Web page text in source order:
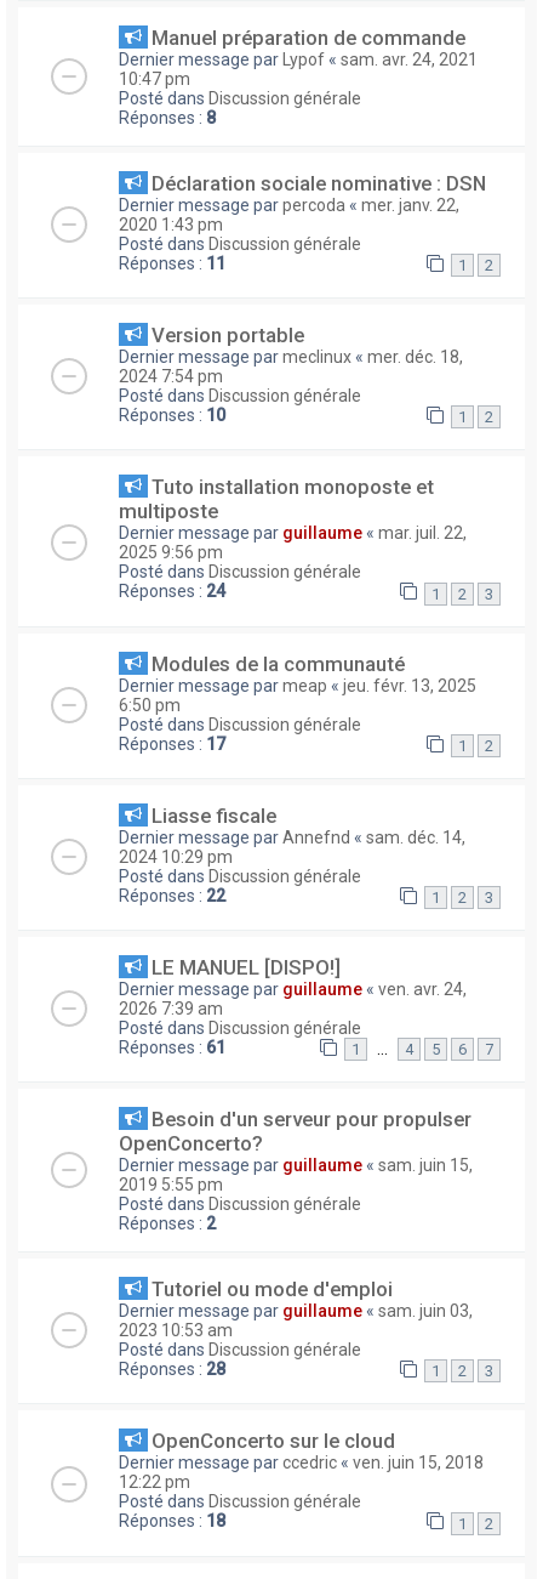
Manuel préparation de commande
Dernier message par Lypof « sam. avr. 24, 2021
10:47 pm
Posté dans Discussion générale
Réponses : 8
Déclaration sociale nominative : DSN
Dernier message parpercoda « mer. janv. 22,
2020 1:43 pm
Posté dans Discussion générale
Réponses : 11 1 2
Version portable
Dernier message parmeclinux « mer. déc. 18,
2024 7:54 pm
Posté dans Discussion générale
Réponses : 10 1 2
Tuto installation monoposte et
multiposte
Dernier message par guillaume « mar. juil. 22,
2025 9:56 pm
Posté dans Discussion générale
Réponses : 24 1 2 3
Modules de la communauté
Dernier message parmeap « jeu. févr. 13, 2025
6:50 pm
Posté dans Discussion générale
Réponses : 17 1 2
Liasse fiscale
Dernier message parAnnefnd « sam. déc. 14,
2024 10:29 pm
Posté dans Discussion générale
Réponses : 22 1 2 3
LE MANUEL [DISPO!]
Dernier message par guillaume « ven. avr. 24,
2026 7:39 am
Posté dans Discussion générale
Réponses : 61 1 … 4 5 6 7
Besoin d'un serveur pour propulser
OpenConcerto?
Dernier message par guillaume « sam. juin 15,
2019 5:55 pm
Posté dans Discussion générale
Réponses : 2
Tutoriel ou mode d'emploi
Dernier message par guillaume « sam. juin 03,
2023 10:53 am
Posté dans Discussion générale
Réponses : 28 1 2 3
OpenConcerto sur le cloud
Dernier message parccedric « ven. juin 15, 2018
12:22 pm
Posté dans Discussion générale
Réponses : 18 1 2